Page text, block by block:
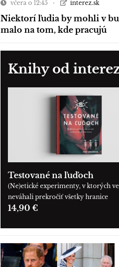
včera o 12:45 interez.sk
Niektorí ľudia by mohli v
malo na tom, kde pracujú
Knihy od
Testované na ľuďoch
(Ne)etické experimenty, v ktorých
neváhali prekročiť všetky hranice
14,90 €